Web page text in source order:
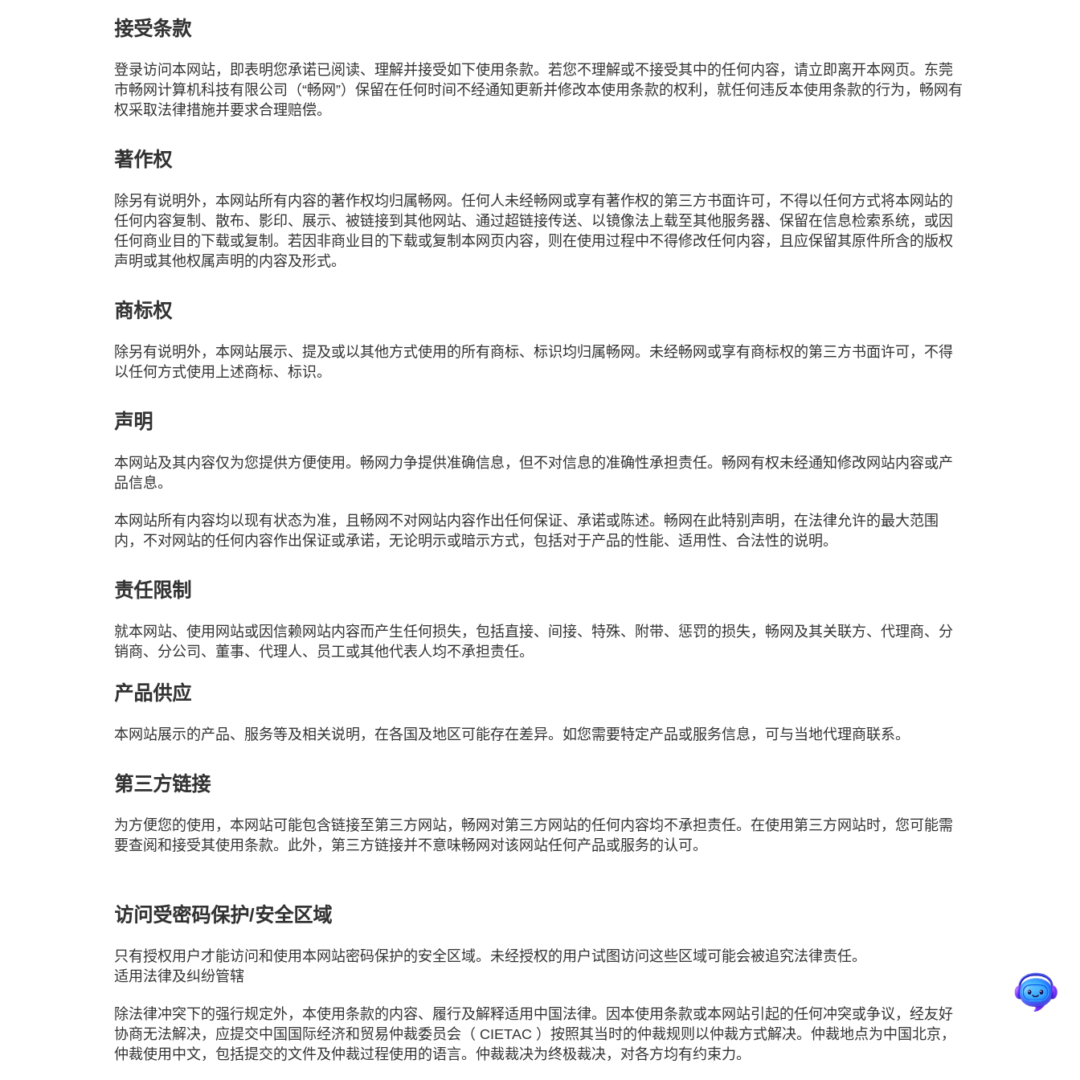
接受条款
登录访问本网站，即表明您承诺已阅读、理解并接受如下使用条款。若您不理解或不接受其中的任何内容，请立即离开本网页。东莞
市畅网计算机科技有限公司（“畅网”）保留在任何时间不经通知更新并修改本使用条款的权利，就任何违反本使用条款的行为，畅网有
权采取法律措施并要求合理赔偿。
著作权
除另有说明外，本网站所有内容的著作权均归属畅网。任何人未经畅网或享有著作权的第三方书面许可，不得以任何方式将本网站的
任何内容复制、散布、影印、展示、被链接到其他网站、通过超链接传送、以镜像法上载至其他服务器、保留在信息检索系统，或因
任何商业目的下载或复制。若因非商业目的下载或复制本网页内容，则在使用过程中不得修改任何内容，且应保留其原件所含的版权
声明或其他权属声明的内容及形式。
商标权
除另有说明外，本网站展示、提及或以其他方式使用的所有商标、标识均归属畅网。未经畅网或享有商标权的第三方书面许可，不得
以任何方式使用上述商标、标识。
声明
本网站及其内容仅为您提供方便使用。畅网力争提供准确信息，但不对信息的准确性承担责任。畅网有权未经通知修改网站内容或产
品信息。
本网站所有内容均以现有状态为准，且畅网不对网站内容作出任何保证、承诺或陈述。畅网在此特别声明，在法律允许的最大范围
内，不对网站的任何内容作出保证或承诺，无论明示或暗示方式，包括对于产品的性能、适用性、合法性的说明。
责任限制
就本网站、使用网站或因信赖网站内容而产生任何损失，包括直接、间接、特殊、附带、惩罚的损失，畅网及其关联方、代理商、分
销商、分公司、董事、代理人、员工或其他代表人均不承担责任。
产品供应
本网站展示的产品、服务等及相关说明，在各国及地区可能存在差异。如您需要特定产品或服务信息，可与当地代理商联系。
第三方链接
为方便您的使用，本网站可能包含链接至第三方网站，畅网对第三方网站的任何内容均不承担责任。在使用第三方网站时，您可能需
要查阅和接受其使用条款。此外，第三方链接并不意味畅网对该网站任何产品或服务的认可。
访问受密码保护/安全区域
只有授权用户才能访问和使用本网站密码保护的安全区域。未经授权的用户试图访问这些区域可能会被追究法律责任。
适用法律及纠纷管辖
除法律冲突下的强行规定外，本使用条款的内容、履行及解释适用中国法律。因本使用条款或本网站引起的任何冲突或争议，经友好
协商无法解决，应提交中国国际经济和贸易仲裁委员会（ CIETAC ）按照其当时的仲裁规则以仲裁方式解决。仲裁地点为中国北京，
仲裁使用中文，包括提交的文件及仲裁过程使用的语言。仲裁裁决为终极裁决，对各方均有约束力。